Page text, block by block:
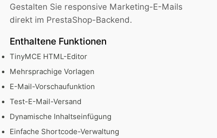
Gestalten Sie responsive Marketing-E-Mails
direkt im PrestaShop-Backend.
Enthaltene Funktionen
TinyMCE HTML-Editor
Mehrsprachige Vorlagen
E-Mail-Vorschaufunktion
Test-E-Mail-Versand
Dynamische Inhaltseinfügung
Einfache Shortcode-Verwaltung